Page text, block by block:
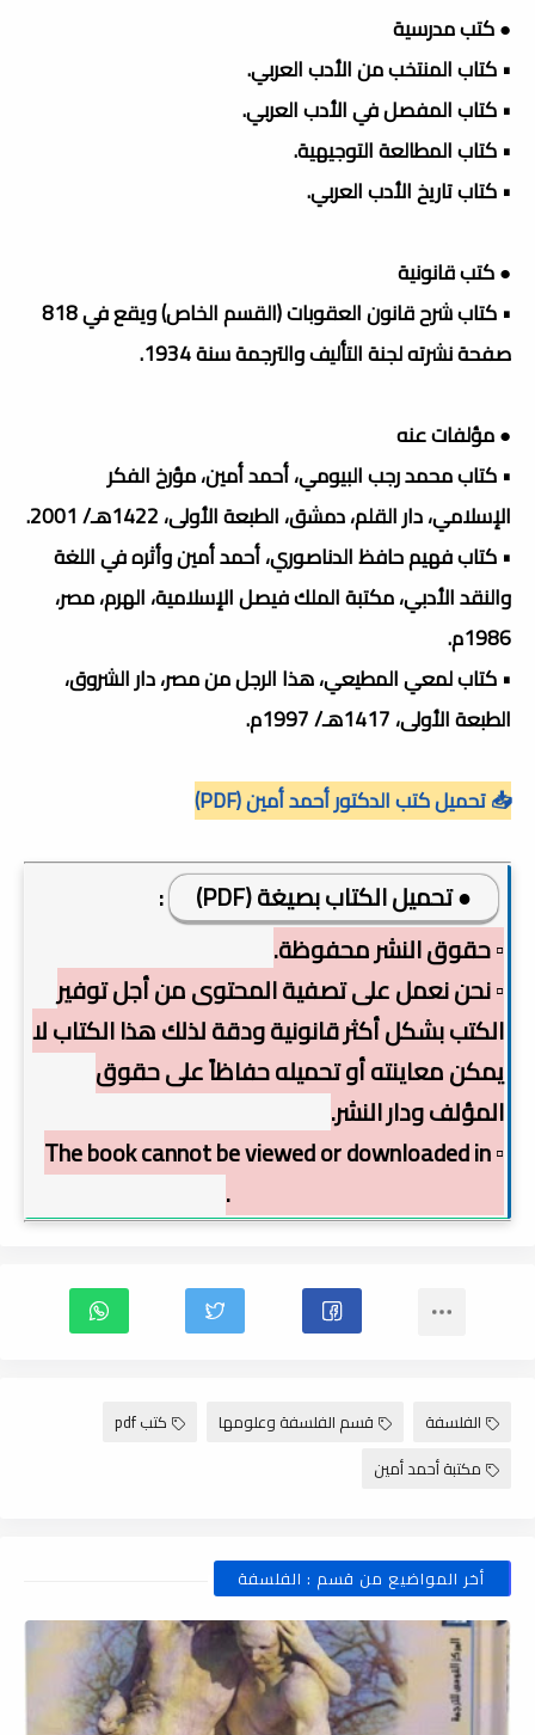
● كتب مدرسية
• كتاب المنتخب من الأدب العربي.
• كتاب المفصل في الأدب العربي.
• كتاب المطالعة التوجيهية.
• كتاب تاريخ الأدب العربي.
● كتب قانونية
• كتاب شرح قانون العقوبات (القسم الخاص) ويقع في 818
صفحة نشرته لجنة التأليف والترجمة سنة 1934.
● مؤلفات عنه
• كتاب محمد رجب البيومي، أحمد أمين، مؤرخ الفكر
الإسلامي، دار القلم، دمشق، الطبعة الأولى، 1422هـ/ 2001.
• كتاب فهيم حافظ الدناصوري، أحمد أمين وأثره في اللغة
والنقد الأدبي، مكتبة الملك فيصل الإسلامية، الهرم، مصر،
1986م.
• كتاب لمعي المطيعي، هذا الرجل من مصر، دار الشروق،
الطبعة الأولى، 1417هـ/ 1997م.
📥 تحميل كتب الدكتور أحمد أمين (PDF)
● تحميل الكتاب بصيغة (PDF)
:
▫️ حقوق النشر محفوظة.
▫️ نحن نعمل على تصفية المحتوى من أجل توفير
الكتب بشكل أكثر قانونية ودقة لذلك هذا الكتاب لا
يمكن معاينته أو تحميله حفاظاً على حقوق
المؤلف ودار النشر.
▫️ The book cannot be viewed or downloaded in
الفلسفة قسم الفلسفة وعلومها
كتب pdf
مكتبة أحمد أمين
أخر المواضيع من قسم : الفلسفة